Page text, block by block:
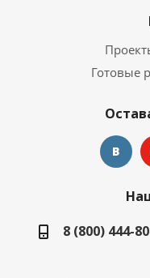
Готовые
8 (800) 444-